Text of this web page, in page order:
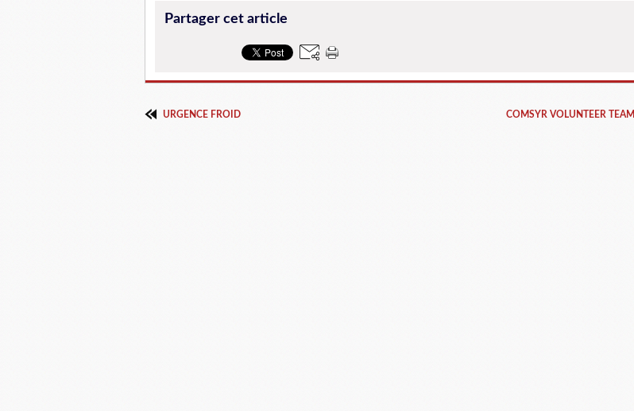
Partager cet article
URGENCE FROID COMSYR VOLUNTEER TEAM